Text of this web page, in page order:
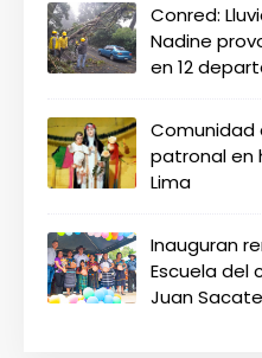
Conred:
Nadine
en 12
Comunidad
patronal en
Lima
Inauguran
Escuela del
Juan